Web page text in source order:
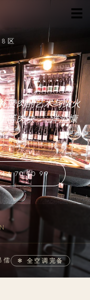
☰
区
赞肉的艺术与柴火
等肉块——洋溢慷
。
70 00 99
儒 ❄ 全空调完备